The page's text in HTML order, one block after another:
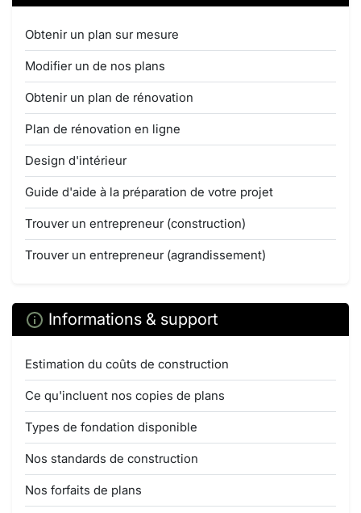
Obtenir un plan sur mesure
Modifier un de nos plans
Obtenir un plan de rénovation
Plan de rénovation en ligne
Design d'intérieur
Guide d'aide à la préparation de votre projet
Trouver un entrepreneur (construction)
Trouver un entrepreneur (agrandissement)
Informations & support
Estimation du coûts de construction
Ce qu'incluent nos copies de plans
Types de fondation disponible
Nos standards de construction
Nos forfaits de plans